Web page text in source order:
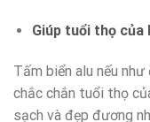
Giúp tuổi thọ của
Tấm biển alu nếu
chắc chắn tuổi thọ
sạch và đẹp đương